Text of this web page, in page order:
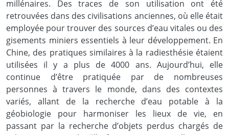
millénaires. Des traces de son utilisation ont été
retrouvées dans des civilisations anciennes, où elle était
employée pour trouver des sources d’eau vitales ou des
gisements miniers essentiels à leur développement. En
Chine, des pratiques similaires à la radiesthésie étaient
utilisées il y a plus de 4000 ans. Aujourd’hui, elle
continue d’être pratiquée par de nombreuses
personnes à travers le monde, dans des contextes
variés, allant de la recherche d’eau potable à la
géobiologie pour harmoniser les lieux de vie, en
passant par la recherche d’objets perdus chargés de